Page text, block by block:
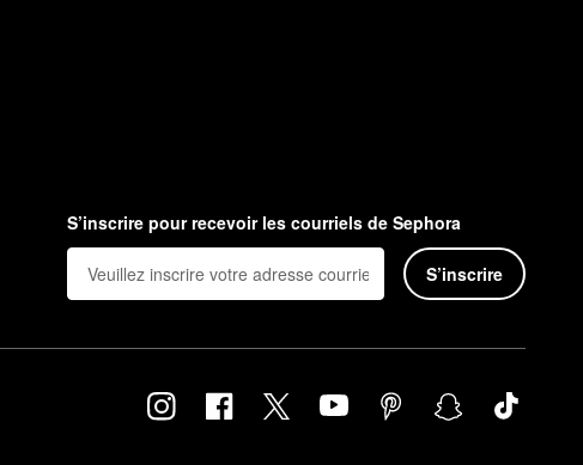
S’inscrire pour recevoir les courriels de Sephora
S’inscrire